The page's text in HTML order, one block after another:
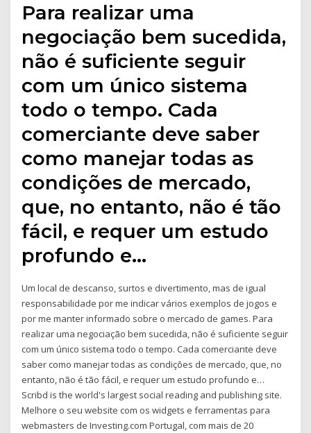
Para realizar uma
negociação bem sucedida,
não é suficiente seguir
com um único sistema
todo o tempo. Cada
comerciante deve saber
como manejar todas as
condições de mercado,
que, no entanto, não é tão
fácil, e requer um estudo
profundo e…
Um local de descanso, surtos e divertimento, mas de igual
responsabilidade por me indicar vários exemplos de jogos e
por me manter informado sobre o mercado de games. Para
realizar uma negociação bem sucedida, não é suficiente seguir
com um único sistema todo o tempo. Cada comerciante deve
saber como manejar todas as condições de mercado, que, no
entanto, não é tão fácil, e requer um estudo profundo e…
Scribd is the world's largest social reading and publishing site.
Melhore o seu website com os widgets e ferramentas para
webmasters de Investing.com Portugal, com mais de 20